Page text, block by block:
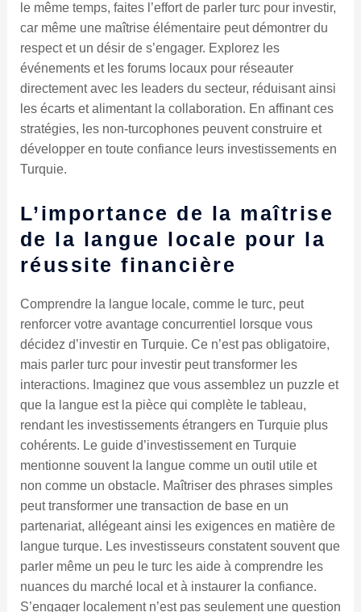
le même temps, faites l’effort de parler turc pour investir,
car même une maîtrise élémentaire peut démontrer du
respect et un désir de s’engager. Explorez les
événements et les forums locaux pour réseauter
directement avec les leaders du secteur, réduisant ainsi
les écarts et alimentant la collaboration. En affinant ces
stratégies, les non-turcophones peuvent construire et
développer en toute confiance leurs investissements en
Turquie.
L’importance de la maîtrise
de la langue locale pour la
réussite financière
Comprendre la langue locale, comme le turc, peut
renforcer votre avantage concurrentiel lorsque vous
décidez d’investir en Turquie. Ce n’est pas obligatoire,
mais parler turc pour investir peut transformer les
interactions. Imaginez que vous assemblez un puzzle et
que la langue est la pièce qui complète le tableau,
rendant les investissements étrangers en Turquie plus
cohérents. Le guide d’investissement en Turquie
mentionne souvent la langue comme un outil utile et
non comme un obstacle. Maîtriser des phrases simples
peut transformer une transaction de base en un
partenariat, allégeant ainsi les exigences en matière de
langue turque. Les investisseurs constatent souvent que
parler même un peu le turc les aide à comprendre les
nuances du marché local et à instaurer la confiance.
S’engager localement n’est pas seulement une question